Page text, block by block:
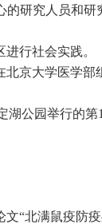
研究人员和研
行社会实践。
京大学医学部
湖公园举行的第
“北满鼠疫防